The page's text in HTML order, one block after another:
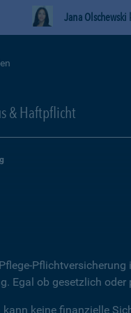
Jana
& Haftpflicht
Pflichtversicherung
Egal ob gesetzlich oder
kann keine finanzielle